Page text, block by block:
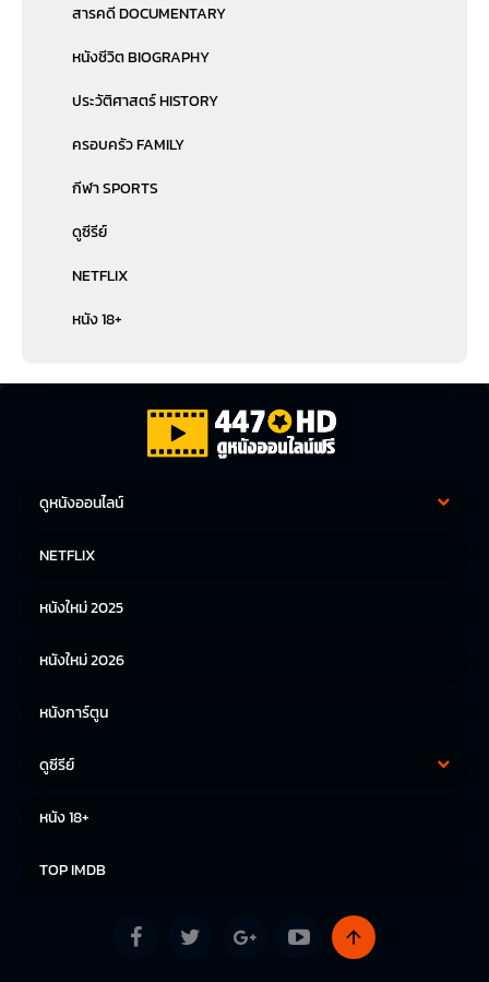
สารคดี DOCUMENTARY
หนังชีวิต BIOGRAPHY
ประวัติศาสตร์ HISTORY
ครอบครัว FAMILY
กีฬา SPORTS
ดูซีรีย์
NETFLIX
หนัง 18+
ดูหนังออนไลน์
หนังญี่ปุ่น
NETFLIX
หนังใหม่ 2025
หนังใหม่ 2026
หนังการ์ตูน
ดูซีรีย์
หนัง 18+
TOP IMDB